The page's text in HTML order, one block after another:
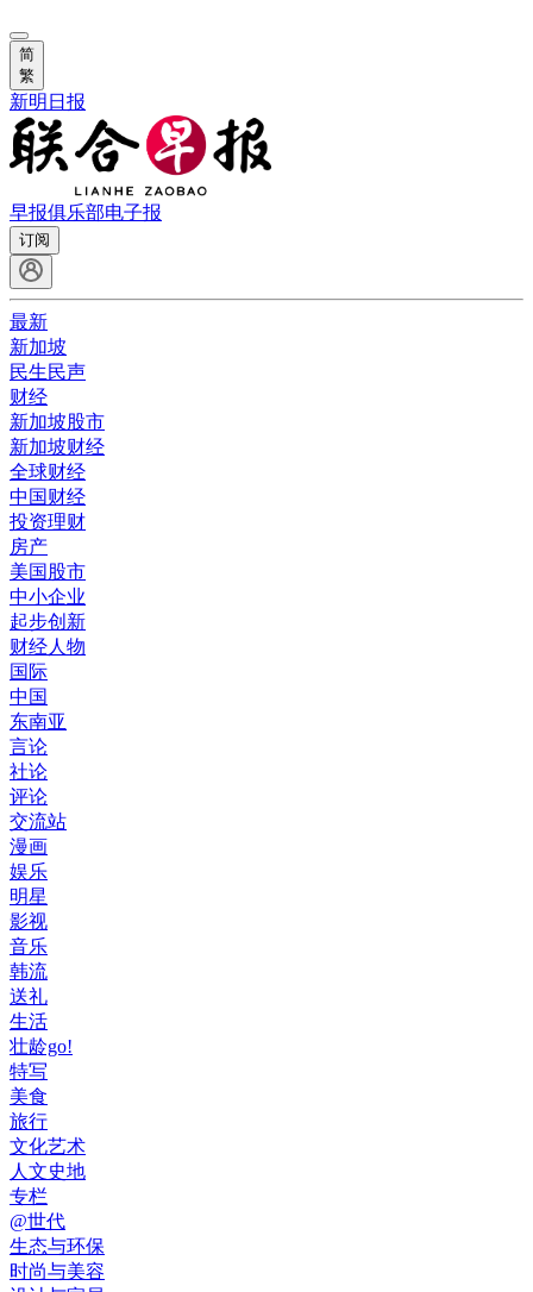
简
繁
新明日报
早报俱乐部电子报
订阅
最新
新加坡
民生民声
财经
新加坡股市
新加坡财经
全球财经
中国财经
投资理财
房产
美国股市
中小企业
起步创新
财经人物
国际
中国
东南亚
言论
社论
评论
交流站
漫画
娱乐
明星
影视
音乐
韩流
送礼
生活
壮龄go!
特写
美食
旅行
文化艺术
人文史地
专栏
@世代
生态与环保
时尚与美容